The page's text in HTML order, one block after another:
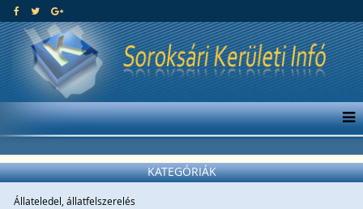
KATEGÓRIÁK
Állateledel, állatfelszerelés